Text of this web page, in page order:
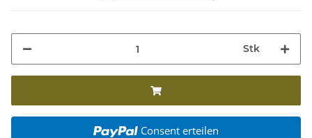
Stk
Consent erteilen